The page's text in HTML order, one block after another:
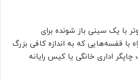
با یک سینی باز شونده برای
با قفسه‌هایی که به اندازه کافی بزرگ
اداری خانگی یا کیس رایانه